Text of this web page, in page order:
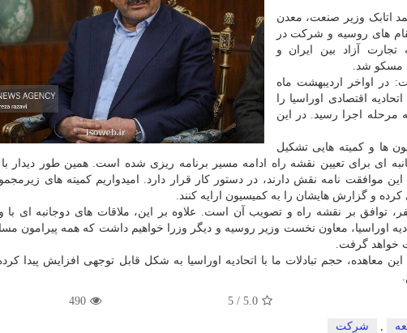
اتابک وزیر صنعت، معدن
های روسیه و شرکت در
آزاد بین ایران و
مسکو شد.
در اواخر اردیبهشت ماه
اقتصادی اوراسیا را
مرحله اجرا رسید. در این
ها و کمیته هایی تشکیل
ای برای تعیین نقشه راه ادامه مسیر برنامه ریزی شده است. همین طور دیدار با
موافقت نامه نقش دارند، در دستور کار قرار دارد. امیدواریم کمیته های
کرده و گزارش هایشان را به کمیسیون ارایه کنند.
بر نقشه راه و تصویب آن است. علاوه بر این، ملاقات های دوجانبه ای با
اوراسیا، معاون نخست وزیر روسیه و دیگر وزرا خواهیم داشت که همه پیرامون
خواهد گرفت.
معاهده، حجم تبادلات ما با اتحادیه اوراسیا به شکل قابل توجهی افزایش پیدا
5.0
/
5
490
شركت